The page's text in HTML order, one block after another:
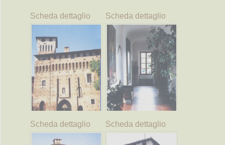
Scheda dettaglio Scheda dettaglio
Scheda dettaglio Scheda dettaglio